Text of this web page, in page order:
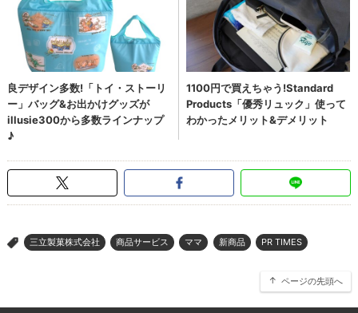
> 三立製菓株式会社 商品サービス ママ 新商品 PR TIMES
ページの先頭へ